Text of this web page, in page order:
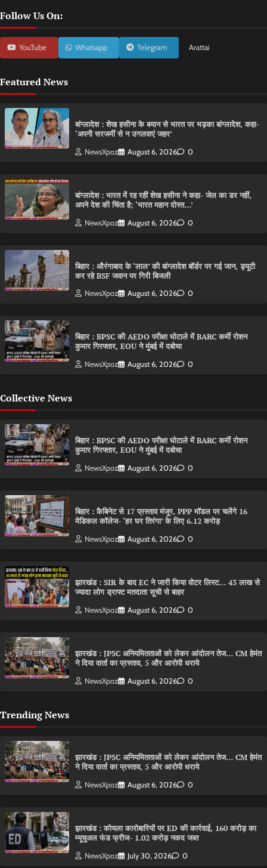
Follow Us On:
YouTube Whatsapp Telegram Arattai
Featured News
बांग्लादेश : शेख हसीना के बयान से भारत पर भड़का बांग्लादेश, कहा-
‘अपनी सरजमीं से न उगलवाएं जहर’
NewsXpoz August 6, 2026 0
बांग्लादेश : भारत में रह रहीं शेख हसीना ने कहा- जेल का डर नहीं,
अपने देश की चिंता है; ‘भारत महान दोस्त…’
NewsXpoz August 6, 2026 0
बिहार : औरंगाबाद के ‘लाल’ की बांग्लादेश बॉर्डर पर गई जान, ड्यूटी
कर रहे BSF जवान पर गिरी बिजली
NewsXpoz August 6, 2026 0
बिहार : BPSC की AEDO परीक्षा घोटाले में BARC कर्मी रोशन
कुमार गिरफ्तार, EOU ने मुंबई में दबोचा
NewsXpoz August 6, 2026 0
Collective News
बिहार : BPSC की AEDO परीक्षा घोटाले में BARC कर्मी रोशन
कुमार गिरफ्तार, EOU ने मुंबई में दबोचा
NewsXpoz August 6, 2026 0
बिहार : कैबिनेट से 17 प्रस्ताव मंजूर, PPP मॉडल पर चलेंगे 16
मेडिकल कॉलेज- ‘हर घर तिरंगा’ के लिए 6.12 करोड़
NewsXpoz August 6, 2026 0
झारखंड : SIR के बाद EC ने जारी किया वोटर लिस्ट… 43 लाख से
ज्यादा लोग ड्राफ्ट मतदाता सूची से बाहर
NewsXpoz August 6, 2026 0
झारखंड : JPSC अनियमितताओं को लेकर आंदोलन तेज… CM हेमंत
ने दिया वार्ता का प्रस्ताव, 5 और आरोपी धराये
NewsXpoz August 6, 2026 0
Trending News
झारखंड : JPSC अनियमितताओं को लेकर आंदोलन तेज… CM हेमंत
ने दिया वार्ता का प्रस्ताव, 5 और आरोपी धराये
NewsXpoz August 6, 2026 0
झारखंड : कोयला कारोबारियों पर ED की कार्रवाई, 160 करोड़ का
म्यूचुअल फंड फ्रीज- 1.02 करोड़ नकद जब्त
NewsXpoz July 30, 2026 0